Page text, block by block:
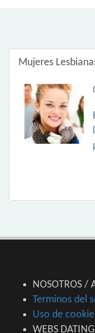
Mujeres
NOSOTROS /
Terminos del
Uso de
WEBS DATING